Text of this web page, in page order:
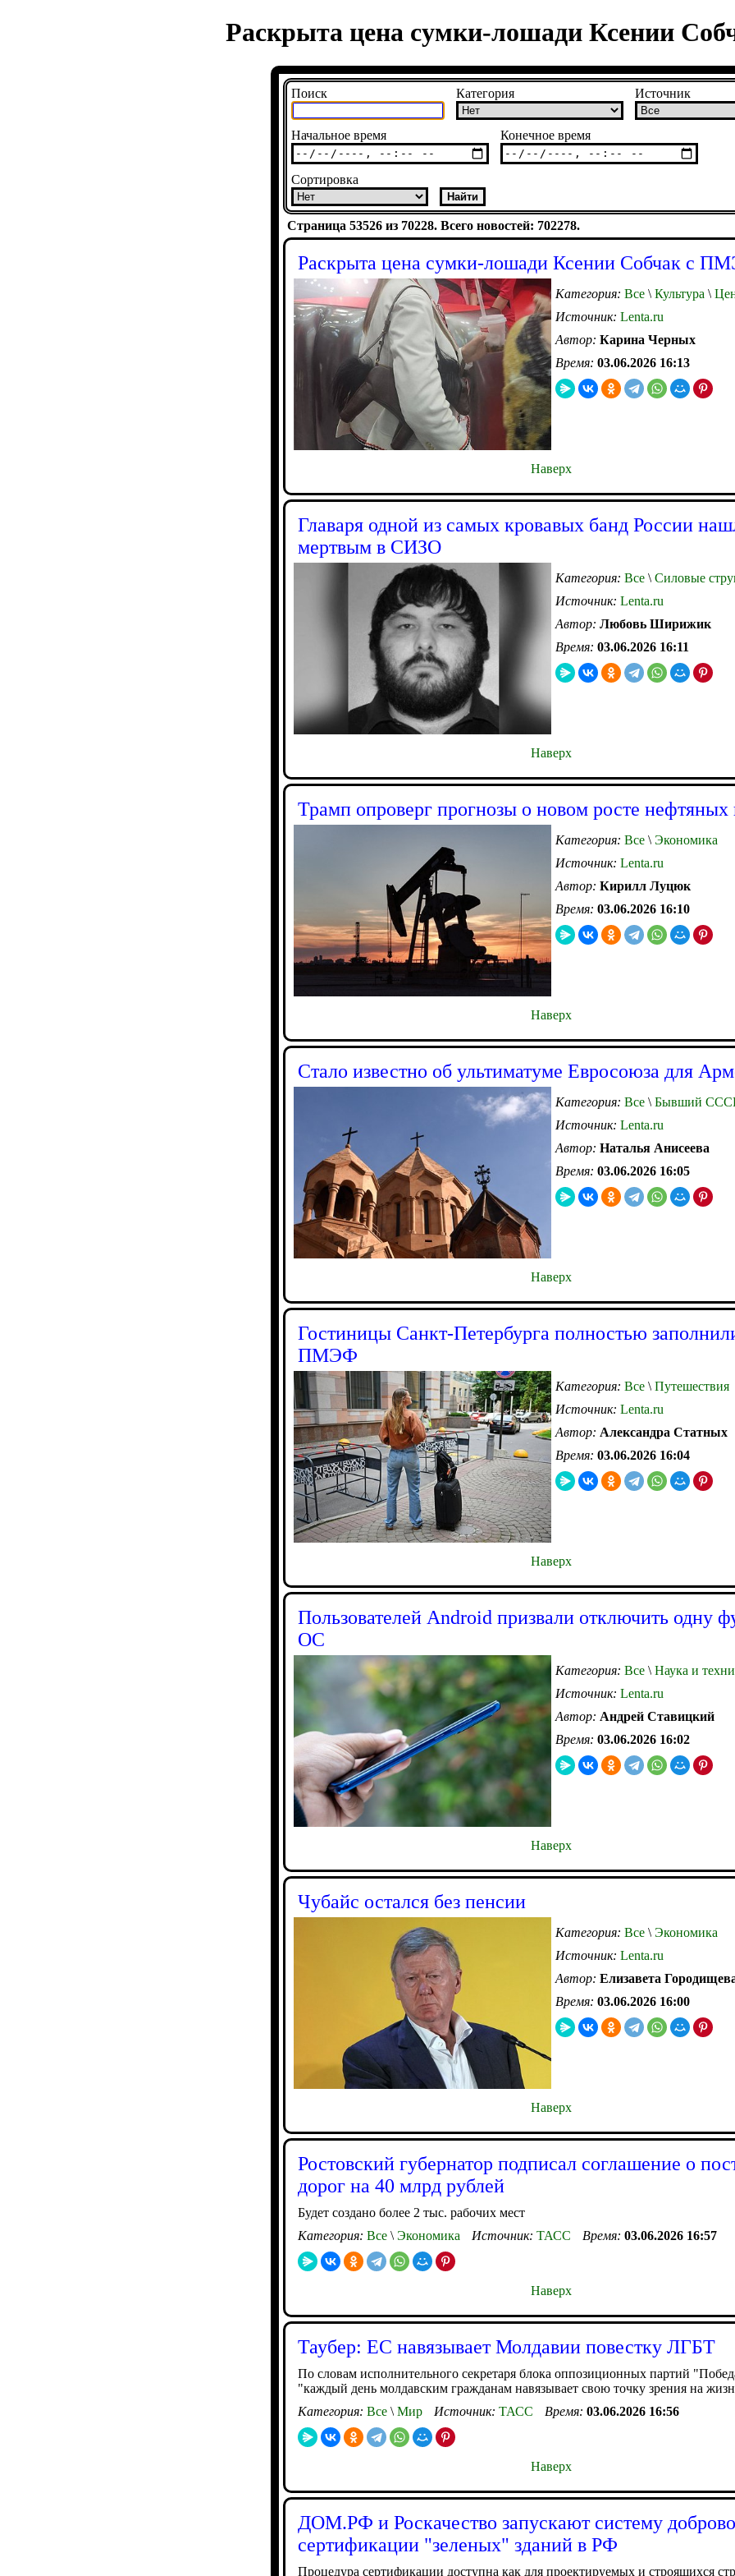
Раскрыта цена сумки-лошади Ксении
Поиск Категория Источник
Начальное время Конечное время
Сортировка
Страница 53526 из 70228. Всего новостей: 702278.
Раскрыта цена сумки-лошади Ксении Собчак с
Категория: Все \ Культура \
Источник: Lenta.ru
Автор: Карина Черных
Время: 03.06.2026 16:13
Наверх
Главаря одной из самых кровавых банд России
мертвым в СИЗО
Категория: Все \ Силовые
Источник: Lenta.ru
Автор: Любовь Ширижик
Время: 03.06.2026 16:11
Наверх
Трамп опроверг прогнозы о новом росте нефтяных
Категория: Все \ Экономика
Источник: Lenta.ru
Автор: Кирилл Луцюк
Время: 03.06.2026 16:10
Наверх
Стало известно об ультиматуме Евросоюза для
Категория: Все \ Бывший
Источник: Lenta.ru
Автор: Наталья Анисеева
Время: 03.06.2026 16:05
Наверх
Гостиницы Санкт-Петербурга полностью
ПМЭФ
Категория: Все \ Путешествия
Источник: Lenta.ru
Автор: Александра Статных
Время: 03.06.2026 16:04
Наверх
Пользователей Android призвали отключить одну
ОС
Категория: Все \ Наука и
Источник: Lenta.ru
Автор: Андрей Ставицкий
Время: 03.06.2026 16:02
Наверх
Чубайс остался без пенсии
Категория: Все \ Экономика
Источник: Lenta.ru
Автор: Елизавета
Время: 03.06.2026 16:00
Наверх
Ростовский губернатор подписал соглашение о
дорог на 40 млрд рублей
Будет создано более 2 тыс. рабочих мест
Категория: Все \ Экономика Источник: ТАСС Время: 03.06.2026 16:57
Наверх
Таубер: ЕС навязывает Молдавии повестку ЛГБТ
По словам исполнительного секретаря блока оппозиционных партий
"каждый день молдавским гражданам навязывает свою точку зрения на
Категория: Все \ Мир Источник: ТАСС Время: 03.06.2026 16:56
Наверх
ДОМ.РФ и Роскачество запускают систему
сертификации "зеленых" зданий в РФ
Процедура сертификации доступна как для проектируемых и строящихся